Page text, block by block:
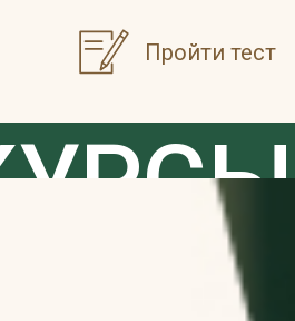
Пройти тест